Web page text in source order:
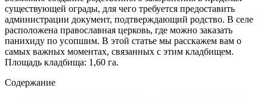
существующей ограды, для чего требуется предоставить
администрации документ, подтверждающий родство. В селе
расположена православная церковь, где можно заказать
панихиду по усопшим. В этой статье мы расскажем вам о
самых важных моментах, связанных с этим кладбищем.
Площадь кладбища: 1,60 га.
Содержание